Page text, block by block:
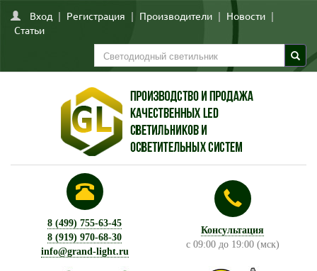
Вход | Регистрация | Производители | Новости |
Статьи
8 (499) 755-63-45
8 (919) 970-68-30
info@grand-light.ru
Консультация
с 09:00 до 19:00 (мск)